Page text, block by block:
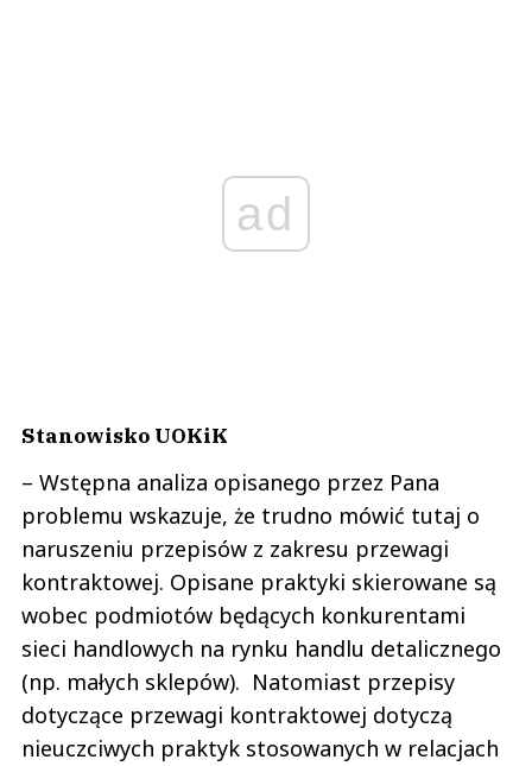
ad
Stanowisko UOKiK
– Wstępna analiza opisanego przez Pana
problemu wskazuje, że trudno mówić tutaj o
naruszeniu przepisów z zakresu przewagi
kontraktowej. Opisane praktyki skierowane są
wobec podmiotów będących konkurentami
sieci handlowych na rynku handlu detalicznego
(np. małych sklepów). Natomiast przepisy
dotyczące przewagi kontraktowej dotyczą
nieuczciwych praktyk stosowanych w relacjach